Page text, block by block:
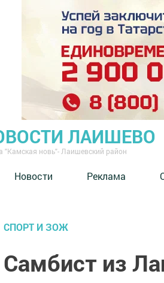
ЛАИШЕВО
"Камская новь"- Лаишевский район
Новости Реклама
СПОРТ И ЗОЖ
Самбист из